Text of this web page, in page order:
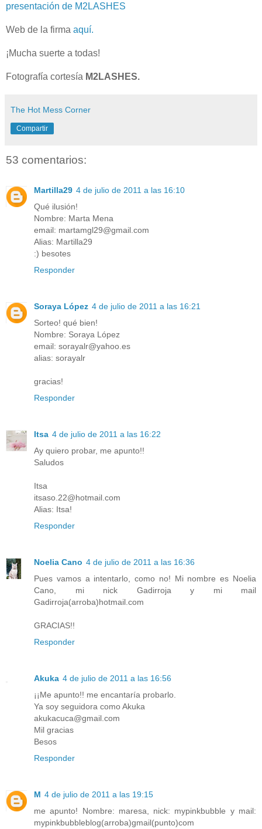
presentación de M2LASHES
Web de la firma aquí.
¡Mucha suerte a todas!
Fotografía cortesía M2LASHES.
The Hot Mess Corner
Compartir
53 comentarios:
Martilla29 4 de julio de 2011 a las 16:10
Qué ilusión!
Nombre: Marta Mena
email: martamgl29@gmail.com
Alias: Martilla29
:) besotes
Responder
Soraya López 4 de julio de 2011 a las 16:21
Sorteo! qué bien!
Nombre: Soraya López
email: sorayalr@yahoo.es
alias: sorayalr
gracias!
Responder
Itsa 4 de julio de 2011 a las 16:22
Ay quiero probar, me apunto!!
Saludos
Itsa
itsaso.22@hotmail.com
Alias: Itsa!
Responder
Noelia Cano 4 de julio de 2011 a las 16:36
Pues vamos a intentarlo, como no! Mi nombre es Noelia
Cano, mi nick Gadirroja y mi mail
Gadirroja(arroba)hotmail.com
GRACIAS!!
Responder
Akuka 4 de julio de 2011 a las 16:56
¡¡Me apunto!! me encantaría probarlo.
Ya soy seguidora como Akuka
akukacuca@gmail.com
Mil gracias
Besos
Responder
M 4 de julio de 2011 a las 19:15
me apunto! Nombre: maresa, nick: mypinkbubble y mail:
mypinkbubbleblog(arroba)gmail(punto)com